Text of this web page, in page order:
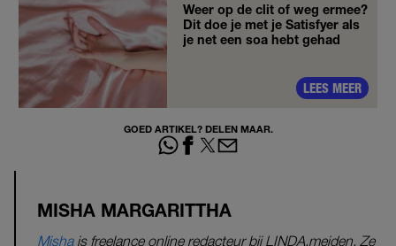
Weer op de clit of weg ermee?
Dit doe je met je Satisfyer als
je net een soa hebt gehad
LEES MEER
GOED ARTIKEL? DELEN MAAR.
MISHA MARGARITTHA
Mishais freelance online redacteur bij LINDA.meiden. Ze